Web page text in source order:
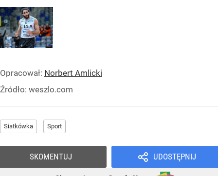
Opracował: Norbert Amlicki
Źródło: weszlo.com
Siatkówka Sport
UDOSTĘPNIJ
SKOMENTUJ